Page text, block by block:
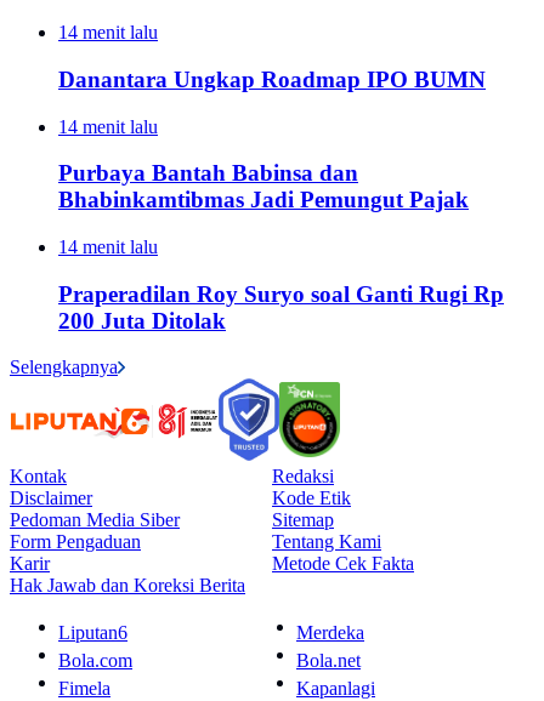
14 menit lalu
Danantara Ungkap Roadmap IPO BUMN
14 menit lalu
Purbaya Bantah Babinsa dan
Bhabinkamtibmas Jadi Pemungut Pajak
14 menit lalu
Praperadilan Roy Suryo soal Ganti Rugi Rp
200 Juta Ditolak
Selengkapnya
Kontak
Redaksi
Disclaimer
Kode Etik
Pedoman Media Siber
Sitemap
Form Pengaduan
Tentang Kami
Karir
Metode Cek Fakta
Hak Jawab dan Koreksi Berita
Liputan6
Merdeka
Bola.com
Bola.net
Fimela
Kapanlagi